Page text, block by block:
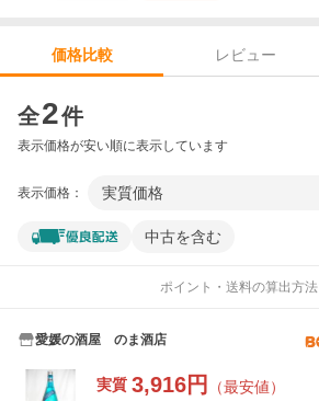
価格比較 レビュー
全2件
表示価格が安い順に表示しています
表示価格： 実質価格
中古を含む
ポイント・送料の算出方法
愛媛の酒屋 のま酒店
実質 3,916円 （最安値）